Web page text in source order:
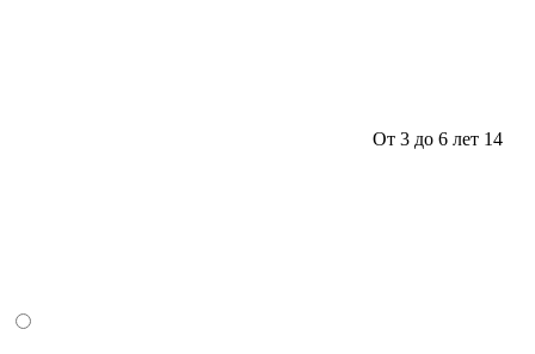
От 3 до 6 лет 14